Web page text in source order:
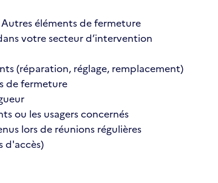
éléments de fermeture
votre secteur d’intervention
(réparation, réglage, remplacement)
de fermeture
ou les usagers concernés
lors de réunions régulières
d'accès)